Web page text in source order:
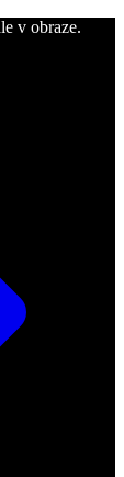
v obraze.